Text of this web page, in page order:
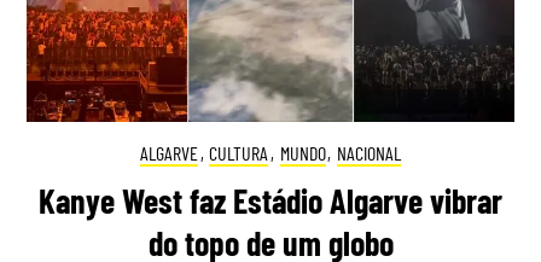
ALGARVE, CULTURA , MUNDO, NACIONAL
Kanye West faz Estádio Algarve vibrar
do topo de um globo